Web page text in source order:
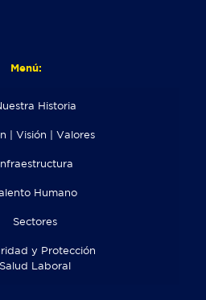
Menú:
Historia
| Visión | Valores
Humano
Sectores
y Protección
Salud Laboral